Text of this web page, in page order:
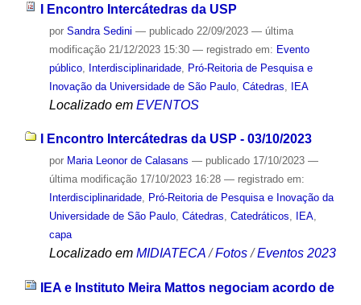
I Encontro Intercátedras da USP
por Sandra Sedini — publicado22/09/2023 — última
modificação21/12/2023 15:30 — registrado em: Evento
público, Interdisciplinaridade, Pró-Reitoria de Pesquisa e
Inovação da Universidade de São Paulo, Cátedras IEA
Localizado em EVENTOS
I Encontro Intercátedras da USP - 03/10/2023
por Maria Leonor de Calasans — publicado17/10/2023 —
última modificação17/10/2023 16:28 — registrado em:
Interdisciplinaridade, Pró-Reitoria de Pesquisa e Inovação da
Universidade de São Paulo, Cátedras, Catedráticos, IEA,
capa
Localizado em MIDIATECA /Fotos /Eventos 2023
IEA e Instituto Meira Mattos negociam acordo de